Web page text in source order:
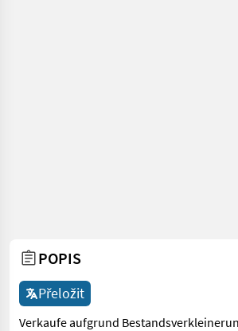
POPIS
Přeložit
Verkaufe aufgrund